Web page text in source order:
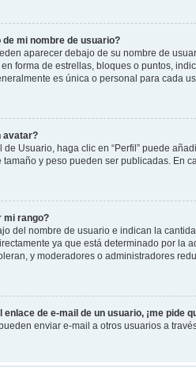
de mi nombre de usuario?
aparecer debajo de su nombre de
forma de estrellas, bloques o puntos,
es única o personal para cada
avatar?
de Usuario, haga clic en “Perfil” puede
y peso pueden ser publicadas. En
mi rango?
del nombre de usuario e indican la
ya que está determinado por la
y moderadores o administradores
de e-mail de un usuario, ¡me pide
enviar e-mail a otros usuarios a